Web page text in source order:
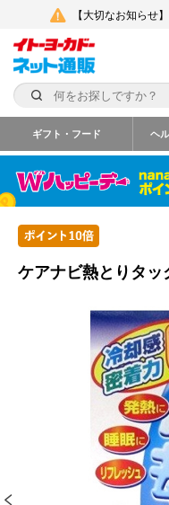
【大切なお知らせ
ギフト・フード ヘ
ケアナビ熱とりタッ